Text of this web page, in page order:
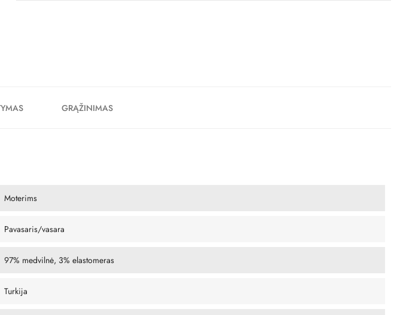
GRĄŽINIMAS
Moterims
Pavasaris/vasara
97% medvilnė, 3% elastomeras
Turkija